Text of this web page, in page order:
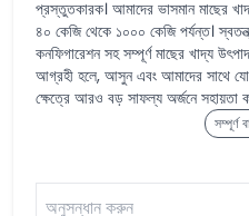
প্রস্তুতকারক। আমাদের ভাসমান মাছের
৪০ কেজি থেকে ১০০০ কেজি পর্যন্ত।
কনফিগারেশন সহ সম্পূর্ণ মাছের খাদ্য
আগ্রহী হলে, আসুন এবং আমাদের সাথে
ক্ষেত্রে আরও বড় সাফল্য অর্জনে সহায়তা
সম্পূর্ণ